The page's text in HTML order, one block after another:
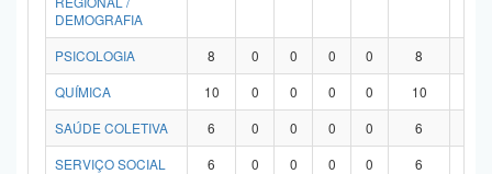
DEMOGRAFIA
PSICOLOGIA 8 0 0 0 0 8
QUÍMICA
10 0 0 0 0 10
SAÚDE COLETIVA
6 0 0 0 0 6
SERVIÇO SOCIAL
6 0 0 0 0 6